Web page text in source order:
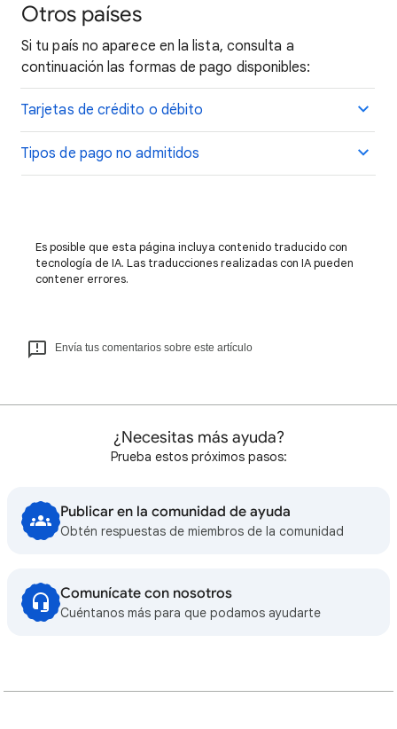
Otros países
Si tu país no aparece en la lista, consulta a
continuación las formas de pago disponibles:
Tarjetas de crédito o débito
Tipos de pago no admitidos
Es posible que esta página incluya contenido traducido con
tecnología de IA. Las traducciones realizadas con IA pueden
contener errores.
Envía tus comentarios sobre este artículo
¿Necesitas más ayuda?
Prueba estos próximos pasos:
Publicar en la comunidad de ayuda
Obtén respuestas de miembros de la comunidad
Comunícate con nosotros
Cuéntanos más para que podamos ayudarte